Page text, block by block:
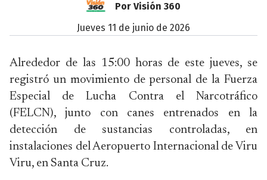
Por Visión 360
jueves 11 de junio de 2026
Alrededor de las 15:00 horas de este jueves, se
registró un movimiento de personal de la Fuerza
Especial de Lucha Contra el Narcotráfico
(FELCN), junto con canes entrenados en la
detección de sustancias controladas, en
instalaciones del Aeropuerto Internacional de Viru
Viru, en Santa Cruz.